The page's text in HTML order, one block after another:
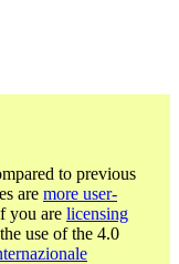
to previous
are more user-
you are licensing
use of the 4.0